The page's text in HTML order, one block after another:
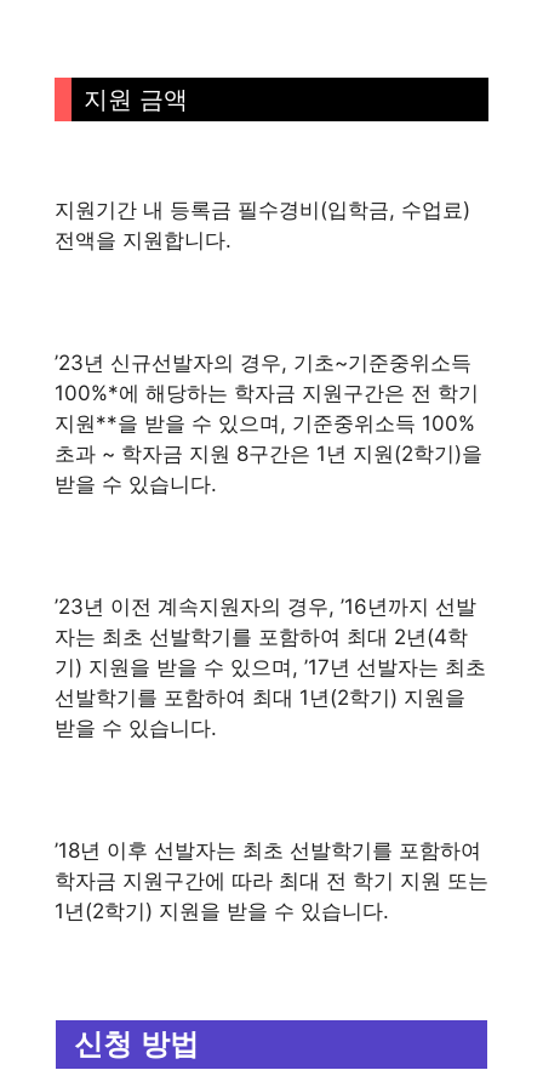
지원 금액
지원기간 내 등록금 필수경비(입학금, 수업료)
전액을 지원합니다.
’23년 신규선발자의 경우, 기초~기준중위소득
100%*에 해당하는 학자금 지원구간은 전 학기
지원**을 받을 수 있으며, 기준중위소득 100%
초과 ~ 학자금 지원 8구간은 1년 지원(2학기)을
받을 수 있습니다.
’23년 이전 계속지원자의 경우, ’16년까지 선발
자는 최초 선발학기를 포함하여 최대 2년(4학
기) 지원을 받을 수 있으며, ’17년 선발자는 최초
선발학기를 포함하여 최대 1년(2학기) 지원을
받을 수 있습니다.
’18년 이후 선발자는 최초 선발학기를 포함하여
학자금 지원구간에 따라 최대 전 학기 지원 또는
1년(2학기) 지원을 받을 수 있습니다.
신청 방법